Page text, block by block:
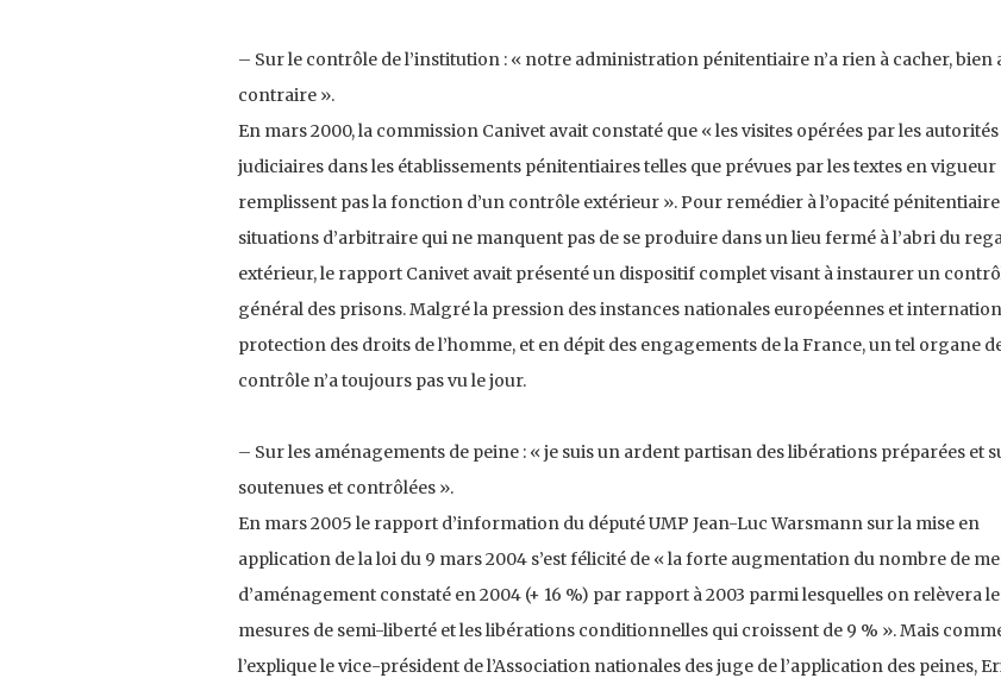
– Sur le contrôle de l’institution : « notre administration pénitentiaire n’a rien à cacher, bien
contraire ».
En mars 2000, la commission Canivet avait constaté que « les visites opérées par les autorités
judiciaires dans les établissements pénitentiaires telles que prévues par les textes en vigueur
remplissent pas la fonction d’un contrôle extérieur ». Pour remédier à l’opacité
situations d’arbitraire qui ne manquent pas de se produire dans un lieu fermé à l’abri du
extérieur, le rapport Canivet avait présenté un dispositif complet visant à instaurer un
général des prisons. Malgré la pression des instances nationales européennes et
protection des droits de l’homme, et en dépit des engagements de la France, un tel organe
contrôle n’a toujours pas vu le jour.
– Sur les aménagements de peine : « je suis un ardent partisan des libérations préparées et
soutenues et contrôlées ».
En mars 2005 le rapport d’information du député UMP Jean-Luc Warsmann sur la mise en
application de la loi du 9 mars 2004 s’est félicité de « la forte augmentation du nombre de
d’aménagement constaté en 2004 (+ 16 %) par rapport à 2003 parmi lesquelles on relèvera
mesures de semi-liberté et les libérations conditionnelles qui croissent de 9 % ». Mais
l’explique le vice-président de l’Association nationales des juge de l’application des peines,